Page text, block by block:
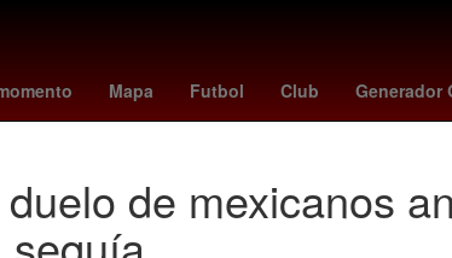
Mapa Futbol Club Generador
Fuegos artificiales Argentina jesús maría tarriba
de mexicanos